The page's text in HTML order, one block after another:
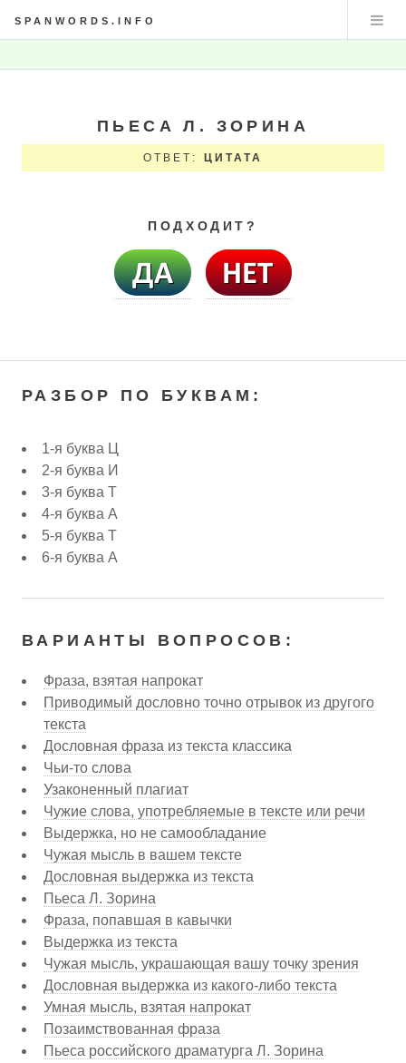
SPANWORDS.INFO
ПЬЕСА Л. ЗОРИНА
ОТВЕТ: ЦИТАТА
ПОДХОДИТ?
РАЗБОР ПО БУКВАМ:
1-я буква Ц
2-я буква И
3-я буква Т
4-я буква А
5-я буква Т
6-я буква А
ВАРИАНТЫ ВОПРОСОВ:
Фраза, взятая напрокат
Приводимый дословно точно отрывок из другого
текста
Дословная фраза из текста классика
Чьи-то слова
Узаконенный плагиат
Чужие слова, употребляемые в тексте или речи
Выдержка, но не самообладание
Чужая мысль в вашем тексте
Дословная выдержка из текста
Пьеса Л. Зорина
Фраза, попавшая в кавычки
Выдержка из текста
Чужая мысль, украшающая вашу точку зрения
Дословная выдержка из какого-либо текста
Умная мысль, взятая напрокат
Позаимствованная фраза
Пьеса российского драматурга Л. Зорина